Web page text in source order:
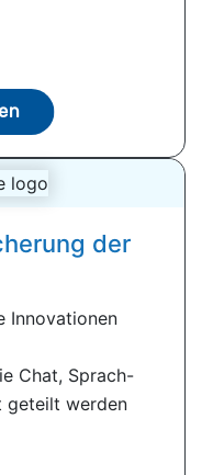
der
Innovationen
Chat, Sprach-
geteilt werden